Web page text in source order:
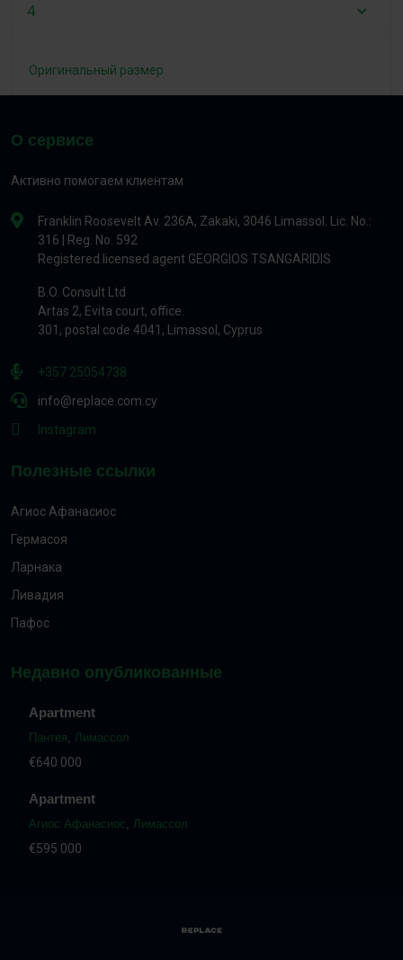
4
Оригинальный размер
О сервисе
Активно помогаем клиентам
Franklin Roosevelt Av. 236A, Zakaki, 3046 Limassol. Lic. No.:
316 | Reg. No. 592
Registered licensed agent GEORGIOS TSANGARIDIS
B.O. Consult Ltd
Artas 2, Evita court, office.
301, postal code 4041, Limassol, Cyprus
+357 25054738
info@replace.com.cy
Instagram
Полезные ссылки
Агиос Афанасиос
Гермасоя
Ларнака
Ливадия
Пафос
Недавно опубликованные
Apartment
Пантея, Лимассол
€640 000
Apartment
Агиос Афанасиос, Лимассол
€595 000